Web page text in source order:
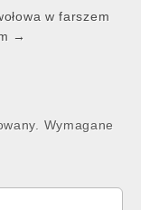
w farszem
→
Wymagane